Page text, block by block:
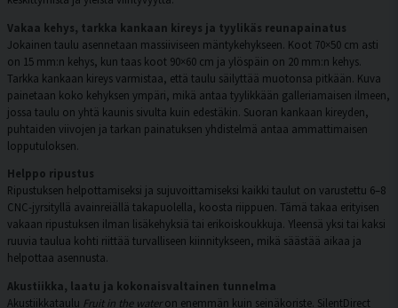
Vakaa kehys, tarkka kankaan kireys ja tyylikäs reunapainatus
Jokainen taulu asennetaan massiiviseen mäntykehykseen. Koot 70×50 cm asti
on 15 mm:n kehys, kun taas koot 90×60 cm ja ylöspäin on 20 mm:n kehys.
Tarkka kankaan kireys varmistaa, että taulu säilyttää muotonsa pitkään. Kuva
painetaan koko kehyksen ympäri, mikä antaa tyylikkään galleriamaisen ilmeen,
jossa taulu on yhtä kaunis sivulta kuin edestäkin. Suoran kankaan kireyden,
puhtaiden viivojen ja tarkan painatuksen yhdistelmä antaa ammattimaisen
lopputuloksen.
Helppo ripustus
Ripustuksen helpottamiseksi ja sujuvoittamiseksi kaikki taulut on varustettu 6–8
CNC-jyrsityllä avainreiällä takapuolella, koosta riippuen. Tämä takaa erityisen
vakaan ripustuksen ilman lisäkehyksiä tai erikoiskoukkuja. Yleensä yksi tai kaksi
ruuvia taulua kohti riittää turvalliseen kiinnitykseen, mikä säästää aikaa ja
helpottaa asennusta.
Akustiikka, laatu ja kokonaisvaltainen tunnelma
Akustiikkataulu Fruit in the wateron enemmän kuin seinäkoriste. SilentDirect